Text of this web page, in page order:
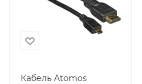
Кабель Atomos